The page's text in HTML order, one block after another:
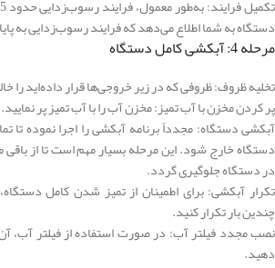
دستگاه به شما اطلاع می‌دهد که فرایند رسوب‌زدایی به
مرحله 4: آبکشی کامل دستگاه
تخلیه ظروف: ظروفی که در زیر خروجی‌ها قرار داده‌اید را
پر کردن مخزن با آب تمیز: مخزن آب را با آب تمیز پر نمایید.
آبکشی دستگاه: مجدداً برنامه آبکشی را اجرا نموده تا
دستگاه خارج شود. این مرحله بسیار مهم است تا از
در دستگاه جلوگیری گردد.
تکرار آبکشی: برای اطمینان از تمیز شدن کامل
چندین بار تکرار کنید.
نصب مجدد فیلتر آب: در صورت استفاده از فیلتر آب،
دهید.